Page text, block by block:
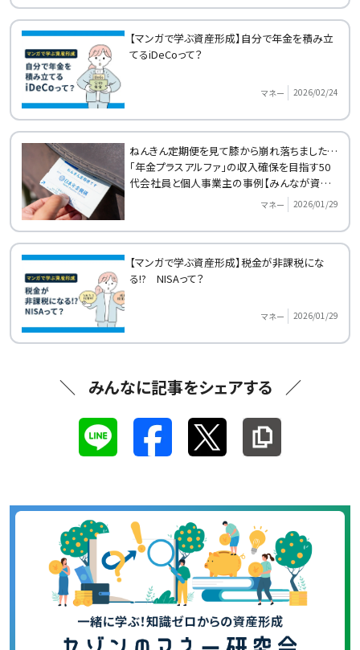
【マンガで学ぶ資産形成】自分で年金を積み立
てるiDeCoって？
マネー 2026/02/24
ねんきん定期便を見て膝から崩れ落ちました…
「年金プラスアルファ」の収入確保を目指す50
代会社員と個人事業主の事例【みんなが資産
マネー 2026/01/29
【マンガで学ぶ資産形成】税金が非課税にな
る!? NISAって？
マネー 2026/01/29
みんなに記事をシェアする